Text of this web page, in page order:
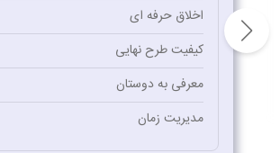
اخلاق حرفه ای
کیفیت طرح نهایی
معرفی به دوستان
مدیریت زمان